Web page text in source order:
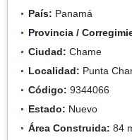
País: Panamá
Provincia /
Ciudad: Chame
Localidad: Punta
Código: 9344066
Estado: Nuevo
Área Construida: 84